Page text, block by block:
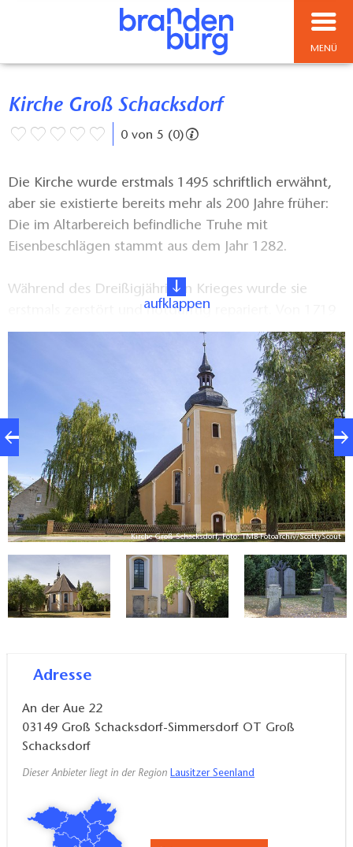
MENÜ
Kirche Groß Schacksdorf
0 von 5 (0)
Die Kirche wurde erstmals 1495 schriftlich erwähnt,
aber sie existierte bereits mehr als 200 Jahre früher:
Die im Altarbereich befindliche Truhe mit
Eisenbeschlägen stammt aus dem Jahr 1282.
Während des Dreißigjährigen Krieges wurde sie
erstmals zerstört und notdürftig repariert. Von 1719
bis 1721 baute man sie auf den alten Grundmauern
wieder neu auf. Während des Zweiten Weltkrieges
wurde sie ein zweites Mal zerstört. Im Jahre 1953
wurde das Kirchenschiff neu eingedeckt und die
Turmspitze sowie das Gestühl wurden erneuert. Von
1892 bis 1989 wurde die baufällige Kirche in
Gemeinschaftsarbeit wieder hergerichtet. Die Kirche
ist ein verputzter, massiver, sechsseitiger Bau aus
Mischmauerwerk (Ziegel, Feldstein, Rasenstein). Das
Dach ist mit Doppelrömern gedeckt. Der Altar wurde
1985 aus der Kirche von Weißagk übernommen. Das
1843 erbaute Pfarrhaus beherbergt eine Wohnung
und Gemeinderäume.
aufklappen
Kirche Groß Schacksdorf, Foto: TMB-Fotoarchiv/ScottyScout
Adresse
An der Aue 22
03149 Groß Schacksdorf-Simmersdorf OT Groß
Schacksdorf
Dieser Anbieter liegt in der Region Lausitzer Seenland